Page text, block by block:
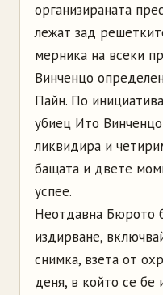
организираната
лежат зад
мерника на всеки
Винченцо
Пайн. По
убиец Ито
ликвидира и
бащата и двете
успее.
Неотдавна Бюрото
издирване,
снимка, взета от
деня, в който се бе